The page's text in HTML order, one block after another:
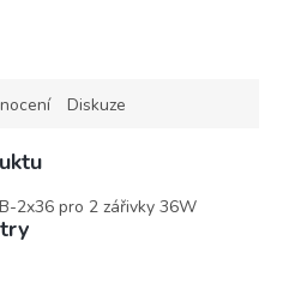
Diskuze
2x36 pro 2 zářivky 36W